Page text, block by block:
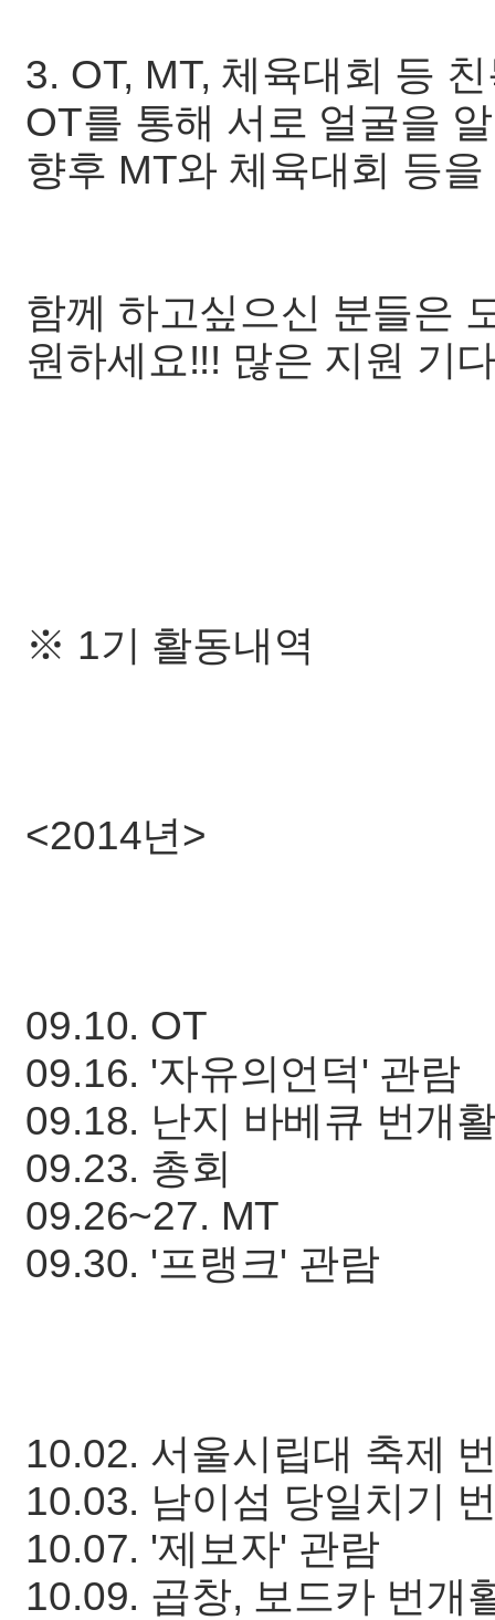
3. OT, MT, 체육대회 등
OT를 통해 서로 얼굴을
향후 MT와 체육대회 등
함께 하고싶으신 분들은
원하세요!!! 많은 지원 기
※ 1기 활동내역
<2014년>
09.10. OT
09.16. '자유의언덕' 관람
09.18. 난지 바베큐 번개
09.23. 총회
09.26~27. MT
09.30. '프랭크' 관람
10.02. 서울시립대 축제
10.03. 남이섬 당일치기
10.07. '제보자' 관람
10.09. 곱창, 보드카 번개